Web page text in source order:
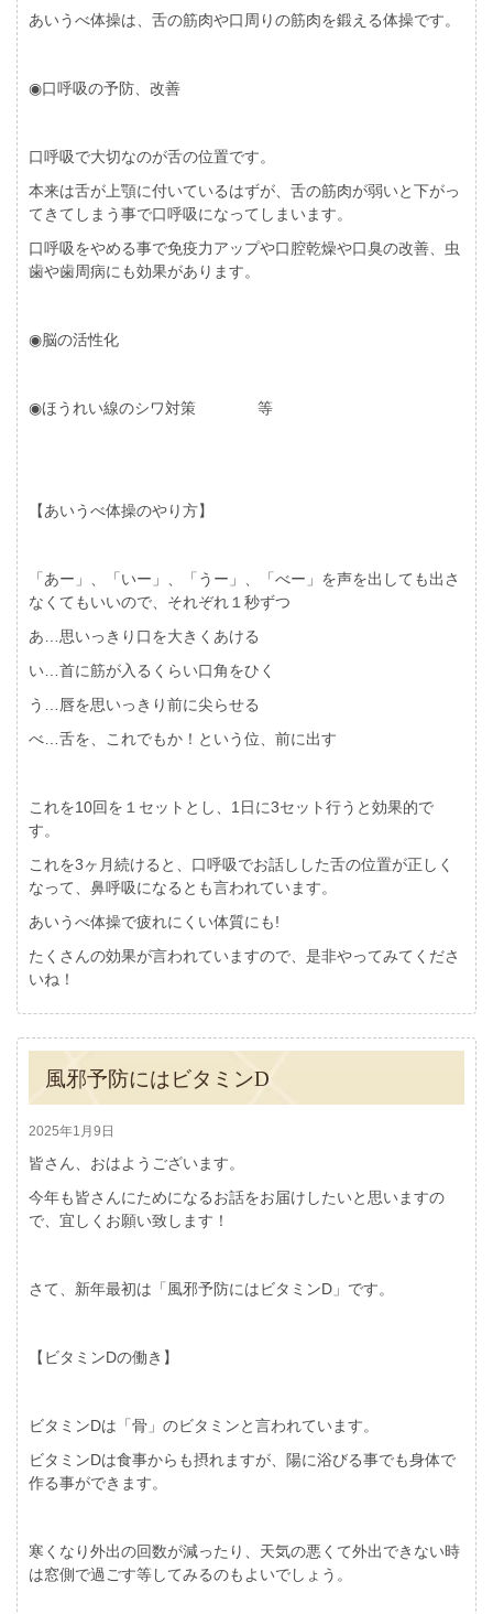
あいうべ体操は、舌の筋肉や口周りの筋肉を鍛える体操です。
◉口呼吸の予防、改善
口呼吸で大切なのが舌の位置です。
本来は舌が上顎に付いているはずが、舌の筋肉が弱いと下がっ
てきてしまう事で口呼吸になってしまいます。
口呼吸をやめる事で免疫力アップや口腔乾燥や口臭の改善、虫
歯や歯周病にも効果があります。
◉脳の活性化
◉ほうれい線のシワ対策 等
【あいうべ体操のやり方】
「あー」、「いー」、「うー」、「べー」を声を出しても出さ
なくてもいいので、それぞれ１秒ずつ
あ…思いっきり口を大きくあける
い…首に筋が入るくらい口角をひく
う…唇を思いっきり前に尖らせる
べ…舌を、これでもか！という位、前に出す
これを10回を１セットとし、1日に3セット行うと効果的で
す。
これを3ヶ月続けると、口呼吸でお話しした舌の位置が正しく
なって、鼻呼吸になるとも言われています。
あいうべ体操で疲れにくい体質にも!
たくさんの効果が言われていますので、是非やってみてくださ
いね！
風邪予防にはビタミンD
2025年1月9日
皆さん、おはようございます。
今年も皆さんにためになるお話をお届けしたいと思いますの
で、宜しくお願い致します！
さて、新年最初は「風邪予防にはビタミンD」です。
【ビタミンDの働き】
ビタミンDは「骨」のビタミンと言われています。
ビタミンDは食事からも摂れますが、陽に浴びる事でも身体で
作る事ができます。
寒くなり外出の回数が減ったり、天気の悪くて外出できない時
は窓側で過ごす等してみるのもよいでしょう。